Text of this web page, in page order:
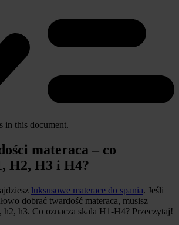
in this document.
materaca – co
H2, H3 i H4?
luksusowe materace do spania. Jeśli
dobrać twardość materaca, musisz
h2, h3. Co oznacza skala H1-H4? Przeczytaj!